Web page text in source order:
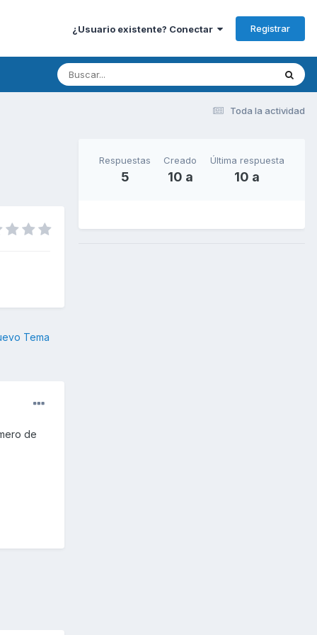
¿Usuario existente? Conectar Registrar
Toda la actividad
Tema
de
Respuestas
5
Creado
10 a
Última respuesta
10 a